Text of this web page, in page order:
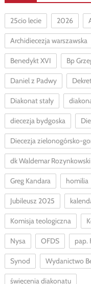
25cio lecie 2026
Archidiecezja warszawska
Benedykt XVI Bp
Daniel z Padwy
Diakonat stały
diecezja bydgoska
Diecezja zielonogórsko-
dk Waldemar Rozynkowski
Greg Kandara homilia
Jubileusz 2025
Komisja teologiczna
Nysa OFDS pap.
Synod Wydanictwo
święcenia diakonatu